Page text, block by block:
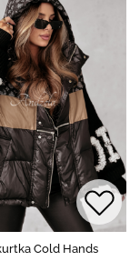
Cold Hands